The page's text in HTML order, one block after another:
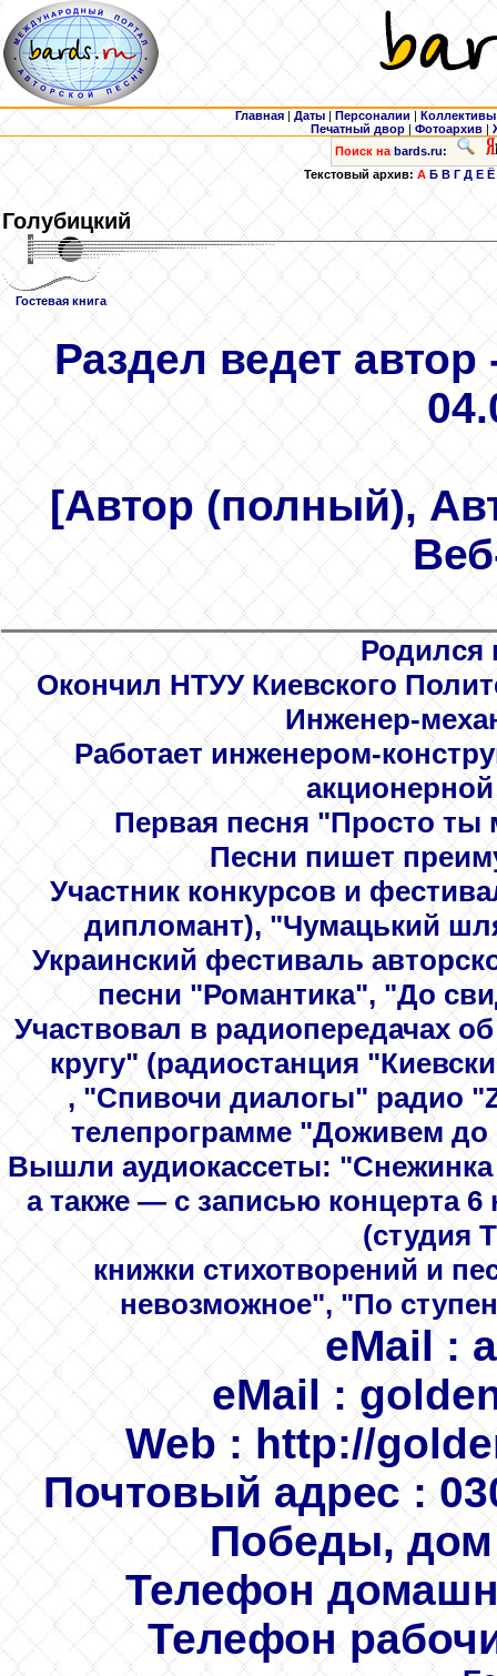
Главная | Даты | Персоналии | Коллективы
Печатный двор |Фотоархив |
Поиск на bards.ru:
Текстовый архив:А Б В Г Д Е Ё
Голубицкий
Гостевая книга
Раздел ведет
[Автор (полный),
Родился
Окончил НТУУ Киевского
Инженер-
Работает инженером-
Первая песня "Просто ты
Песни пишет
Участник конкурсов и
дипломант), "Чумацький
Украинский фестиваль
песни "Романтика", "До
Участвовал в радиопередачах
кругу" (радиостанция
, "Спивочи диалогы" радио
телепрограмме "Доживем до
Вышли аудиокассеты: "Снежинка
а также — с записью концерта
(студия
книжки стихотворений и
невозможное", "По
eMail :
eMail :
Web: http://
Почтовый адрес :
Победы, дом
Телефон
Телефон